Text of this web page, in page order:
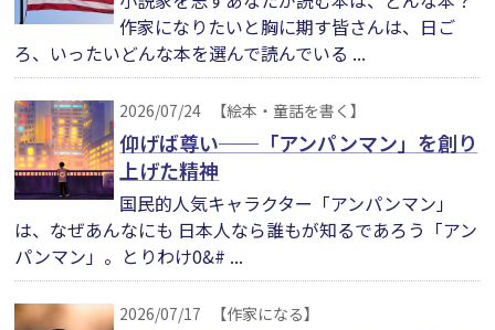
作家になりたいと胸に期す皆さんは、日ご
ろ、いったいどんな本を選んで読んでいる ...
2026/07/24 【絵本・童話を書く】
仰げば尊い──「アンパンマン」を創り
上げた精神
国民的人気キャラクター「アンパンマン」
は、なぜあんなにも 日本人なら誰もが知るであろう「アン
パンマン」。とりわけ0&# ...
2026/07/17 【作家になる】